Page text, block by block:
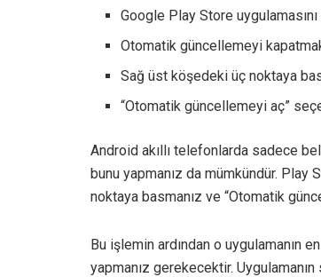
Google Play Store uygulamasını
Otomatik güncellemeyi
Sağ üst köşedeki üç noktaya
“Otomatik güncellemeyi aç”
Android akıllı telefonlarda sadece
bunu yapmanız da mümkündür.
noktaya basmanız ve “Otomatik
Bu işlemin ardından o uygulamanın
yapmanız gerekecektir.